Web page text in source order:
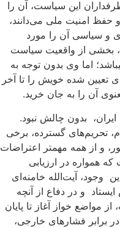
این سیاست، آن را
حفظ امنیت ملی می‌دانند،
و سیاسی آن را مورد
بخشی از واقعیت سیاست
اما وی بدون توجه به
تعیین شده خویش را تا آخر
آن را به جان خرید.
بدون چالش نبود.
تحریم‌های گسترده، برخی
و از همه مهمتر اعتراضات
همواره در ارزیابی
وجود، آیت‌الله خامنه‌ای
و در دفاع از آنچه
مواضع خواز آغاز تا پایان
در برابر فشارهای خارجی،